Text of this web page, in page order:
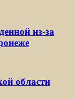
из-за
области